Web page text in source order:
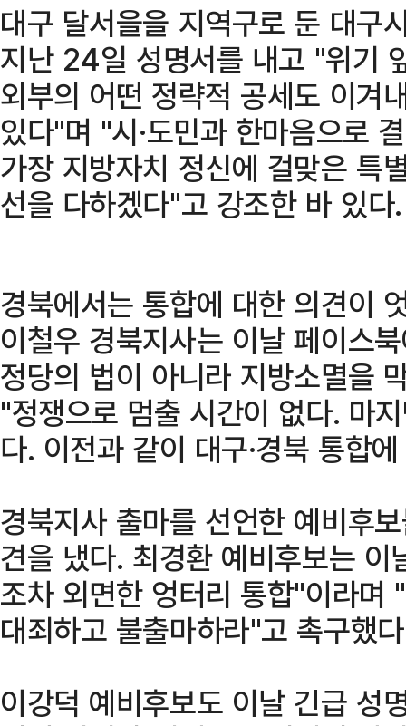
대구 달서을을 지역구로 둔 대구
지난 24일 성명서를 내고 "위기
외부의 어떤 정략적 공세도 이겨
있다"며 "시·도민과 한마음으로
가장 지방자치 정신에 걸맞은 특
선을 다하겠다"고 강조한 바 있다.
경북에서는 통합에 대한 의견이
이철우 경북지사는 이날 페이스
정당의 법이 아니라 지방소멸을
"정쟁으로 멈출 시간이 없다. 마
다. 이전과 같이 대구·경북 통합
경북지사 출마를 선언한 예비후
견을 냈다. 최경환 예비후보는
조차 외면한 엉터리 통합"이라며
대죄하고 불출마하라"고 촉구했
이강덕 예비후보도 이날 긴급 성